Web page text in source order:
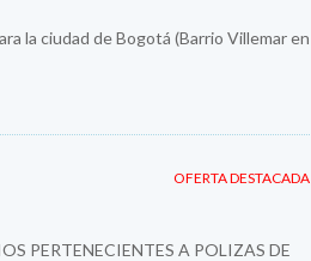
la ciudad de Bogotá (Barrio Villemar en
OFERTA DESTACADA
PERTENECIENTES A POLIZAS DE